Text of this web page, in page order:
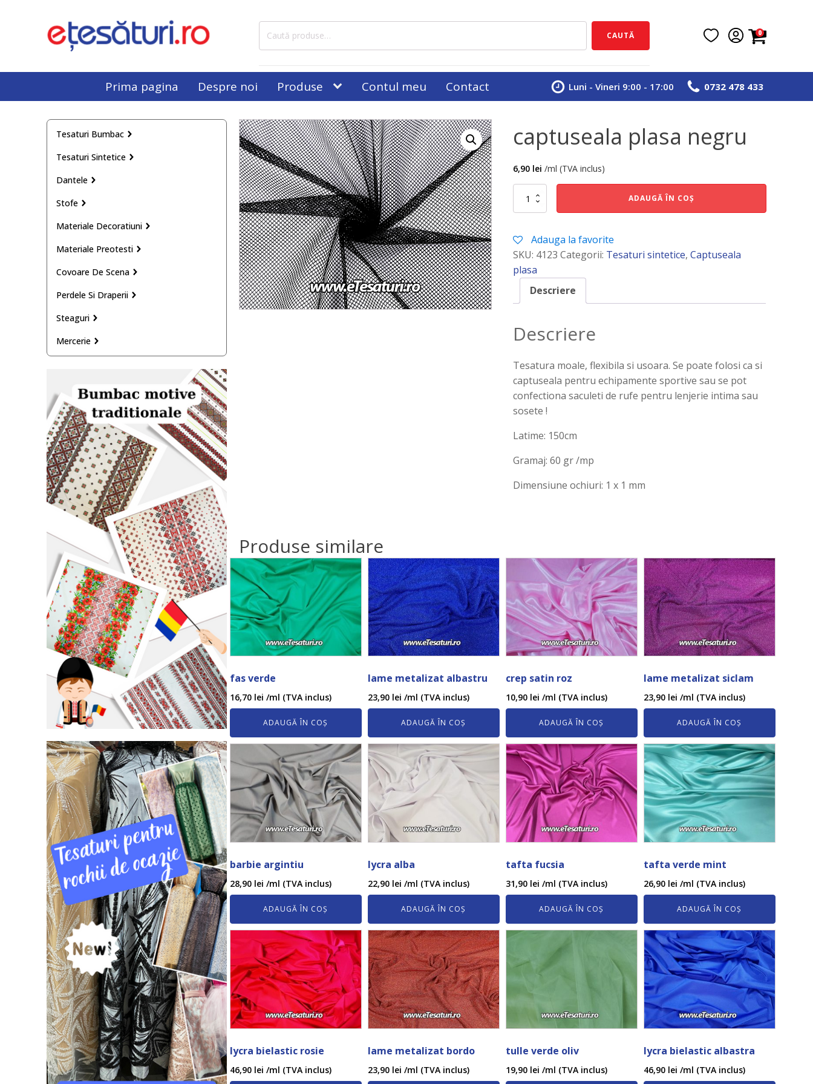
Caută
CAUTĂ 0
Prima pagina Despre noi Produse Contul meu Contact Luni - Vineri 9:00 - 17:00 0732 478 433
Tesaturi Bumbac
Tesaturi Sintetice
Dantele
Stofe
Materiale Decoratiuni
Materiale Preotesti
Covoare De Scena
Perdele Si Draperii
Steaguri
Mercerie
captuseala plasa negru
6,90 lei /ml (TVA inclus)
Cantitate
captuseala
ADAUGĂ ÎN COȘ
Adauga la favorite
SKU: 4123 Categorii: Tesaturi sintetice,Captuseala
plasa
Descriere
Descriere
Tesatura moale, flexibila si usoara. Se poate folosi ca si
captuseala pentru echipamente sportive sau se pot
confectiona saculeti de rufe pentru lenjerie intima sau
sosete !
Latime: 150cm
Gramaj: 60 gr /mp
Dimensiune ochiuri: 1 x 1 mm
Produse similare
fas verde
16,70 lei /ml (TVA inclus)
ADAUGĂ ÎN COȘ
lame metalizat albastru
23,90 lei /ml (TVA inclus)
ADAUGĂ ÎN COȘ
crep satin roz
10,90 lei /ml (TVA inclus)
ADAUGĂ ÎN COȘ
lame metalizat siclam
23,90 lei /ml (TVA inclus)
ADAUGĂ ÎN COȘ
barbie argintiu
28,90 lei /ml (TVA inclus)
ADAUGĂ ÎN COȘ
lycra alba
22,90 lei /ml (TVA inclus)
ADAUGĂ ÎN COȘ
tafta fucsia
31,90 lei /ml (TVA inclus)
ADAUGĂ ÎN COȘ
tafta verde mint
26,90 lei /ml (TVA inclus)
ADAUGĂ ÎN COȘ
lycra bielastic rosie
46,90 lei /ml (TVA inclus)
lame metalizat bordo
23,90 lei /ml (TVA inclus)
tulle verde oliv
19,90 lei /ml (TVA inclus)
lycra bielastic albastra
46,90 lei /ml (TVA inclus)